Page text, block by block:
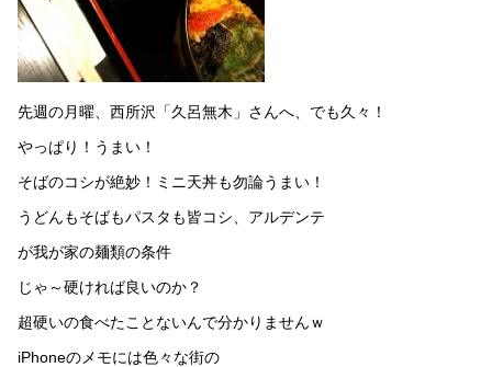
先週の月曜、西所沢「久呂無木」さんへ、でも久々！
やっぱり！うまい！
そばのコシが絶妙！ミニ天丼も勿論うまい！
うどんもそばもパスタも皆コシ、アルデンテ
が我が家の麺類の条件
じゃ～硬ければ良いのか？
超硬いの食べたことないんで分かりませんｗ
iPhoneのメモには色々な街の